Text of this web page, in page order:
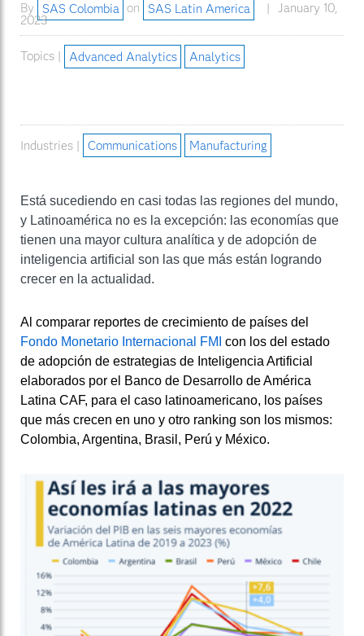
By SAS Colombia on SAS Latin America
January 10,
2023
Topics | Advanced Analytics Analytics
Industries | Communications Manufacturing
Está sucediendo en casi todas las regiones del mundo,
y Latinoamérica no es la excepción: las economías que
tienen una mayor cultura analítica y de adopción de
inteligencia artificial son las que más están logrando
crecer en la actualidad.
Al comparar reportes de crecimiento de países del
Fondo Monetario Internacional FMI con los del estado
de adopción de estrategias de Inteligencia Artificial
elaborados por el Banco de Desarrollo de América
Latina CAF, para el caso latinoamericano, los países
que más crecen en uno y otro ranking son los mismos:
Colombia, Argentina, Brasil, Perú y México.